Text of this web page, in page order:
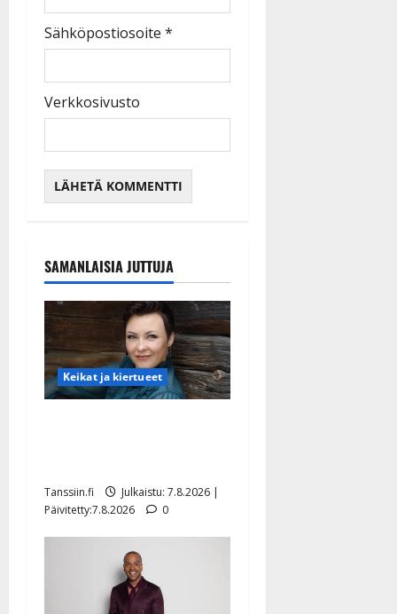
Sähköpostiosoite *
Verkkosivusto
SAMANLAISIA JUTTUJA
Keikat ja kiertueet
Tanssiin.fi
Julkaistu: 7.8.2026 |
Päivitetty:7.8.2026
0